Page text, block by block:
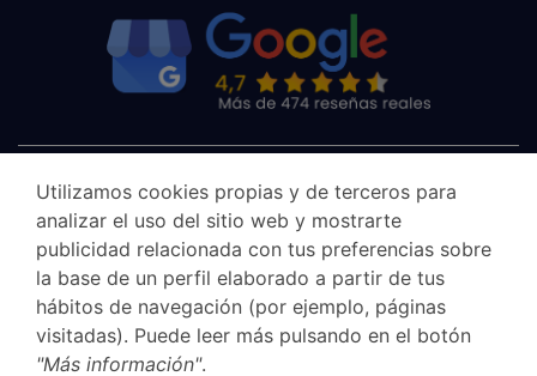
Utilizamos cookies propias y de terceros para
analizar el uso del sitio web y mostrarte
publicidad relacionada con tus preferencias sobre
la base de un perfil elaborado a partir de tus
hábitos de navegación (por ejemplo, páginas
visitadas). Puede leer más pulsando en el botón
"Más información".